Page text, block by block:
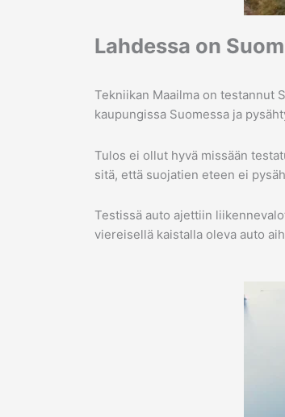
Lahdessa on
Tekniikan Maailma on testannut
kaupungissa Suomessa ja
Tulos ei ollut hyvä missään
sitä, että suojatien eteen ei
Testissä auto ajettiin
viereisellä kaistalla oleva auto